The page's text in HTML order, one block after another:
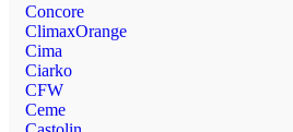
Concore
ClimaxOrange
Cima
Ciarko
CFW
Ceme